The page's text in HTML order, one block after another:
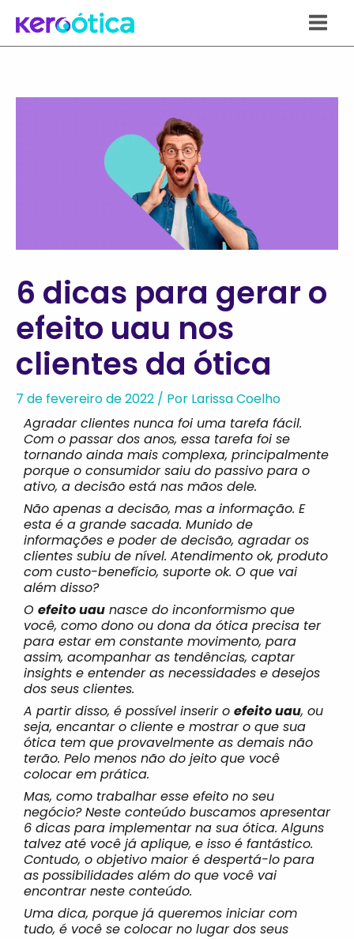
para
6 dicas para gerar o
efeito uau nos
clientes da ótica
7 de fevereiro de 2022 / Por Larissa Coelho
Agradar clientes nunca foi uma tarefa fácil.
Com o passar dos anos, essa tarefa foi se
tornando ainda mais complexa, principalmente
porque o consumidor saiu do passivo para o
ativo, a decisão está nas mãos dele.
Não apenas a decisão, mas a informação. E
esta é a grande sacada. Munido de
informações e poder de decisão, agradar os
clientes subiu de nível. Atendimento ok, produto
com custo-benefício, suporte ok. O que vai
além disso?
O efeito uau nasce do inconformismo que
você, como dono ou dona da ótica precisa ter
para estar em constante movimento, para
assim, acompanhar as tendências, captar
insights e entender as necessidades e desejos
dos seus clientes.
A partir disso, é possível inserir o efeito uau, ou
seja, encantar o cliente e mostrar o que sua
ótica tem que provavelmente as demais não
terão. Pelo menos não do jeito que você
colocar em prática.
Mas, como trabalhar esse efeito no seu
negócio? Neste conteúdo buscamos apresentar
6 dicas para implementar na sua ótica. Alguns
talvez até você já aplique, e isso é fantástico.
Contudo, o objetivo maior é despertá-lo para
as possibilidades além do que você vai
encontrar neste conteúdo.
Uma dica, porque já queremos iniciar com
tudo, é você se colocar no lugar dos seus